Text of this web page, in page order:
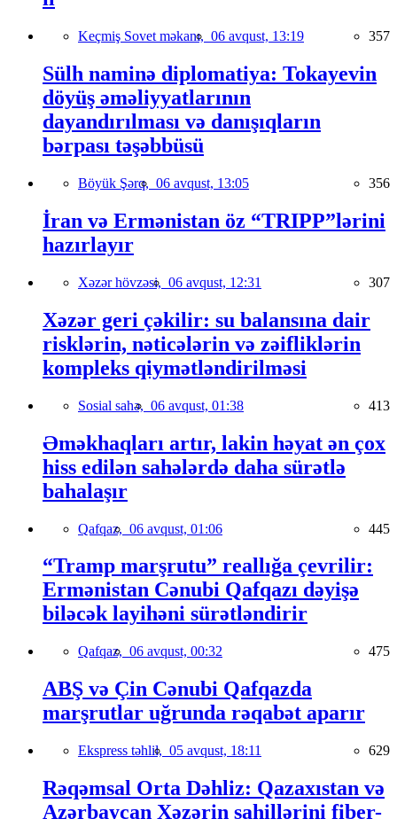
Keçmiş Sovet məkanı, 06 avqust, 13:19 357
Sülh naminə diplomatiya: Tokayevin
döyüş əməliyyatlarının
dayandırılması və danışıqların
bərpası təşəbbüsü
Böyük Şərq, 06 avqust, 13:05 356
İran və Ermənistan öz “TRIPP”lərini
hazırlayır
Xəzər hövzəsi, 06 avqust, 12:31 307
Xəzər geri çəkilir: su balansına dair
risklərin, nəticələrin və zəifliklərin
kompleks qiymətləndirilməsi
Sosial sahə, 06 avqust, 01:38 413
Əməkhaqları artır, lakin həyat ən çox
hiss edilən sahələrdə daha sürətlə
bahalaşır
Qafqaz, 06 avqust, 01:06 445
“Tramp marşrutu” reallığa çevrilir:
Ermənistan Cənubi Qafqazı dəyişə
biləcək layihəni sürətləndirir
Qafqaz, 06 avqust, 00:32 475
ABŞ və Çin Cənubi Qafqazda
marşrutlar uğrunda rəqabət aparır
Ekspress təhlil, 05 avqust, 18:11 629
Rəqəmsal Orta Dəhliz: Qazaxıstan və
Azərbaycan Xəzərin sahillərini fiber-